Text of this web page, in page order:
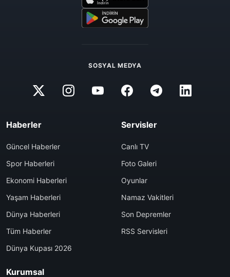
SOSYAL MEDYA
Haberler
Güncel Haberler
Spor Haberleri
Ekonomi Haberleri
Yaşam Haberleri
Dünya Haberleri
Tüm Haberler
Dünya Kupası 2026
Servisler
Canlı TV
Foto Galeri
Oyunlar
Namaz Vakitleri
Son Depremler
RSS Servisleri
Kurumsal